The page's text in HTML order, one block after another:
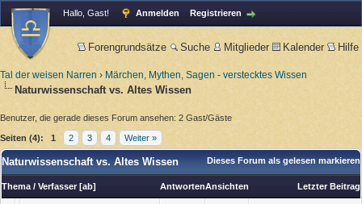
Hallo, Gast! Anmelden Registrieren
Forengrundsätze Suche Mitglieder Kalender Hilfe
Tal der weisen Narren › Märchen, Mythen, Sagen - verstecktes Wissen
Naturwissenschaft vs. Altes Wissen
Benutzer, die gerade dieses Forum ansehen: 2 Gast/Gäste
Seiten (4): 1 2 3 4 Weiter »
Dieses Forum als gelesen markieren
Naturwissenschaft vs. Altes Wissen
Thema / Verfasser [ab] AntwortenAnsichten Letzter Beitrag